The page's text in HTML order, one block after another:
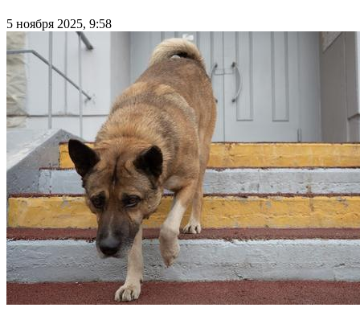
5 ноября 2025, 9:58